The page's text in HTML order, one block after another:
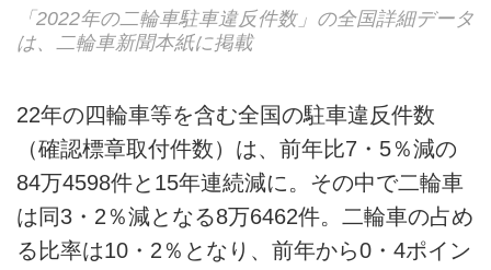
「2022年の二輪車駐車違反件数」の全国詳細データ
は、二輪車新聞本紙に掲載
22年の四輪車等を含む全国の駐車違反件数
（確認標章取付件数）は、前年比7・5％減の
84万4598件と15年連続減に。その中で二輪車
は同3・2％減となる8万6462件。二輪車の占め
る比率は10・2％となり、前年から0・4ポイン